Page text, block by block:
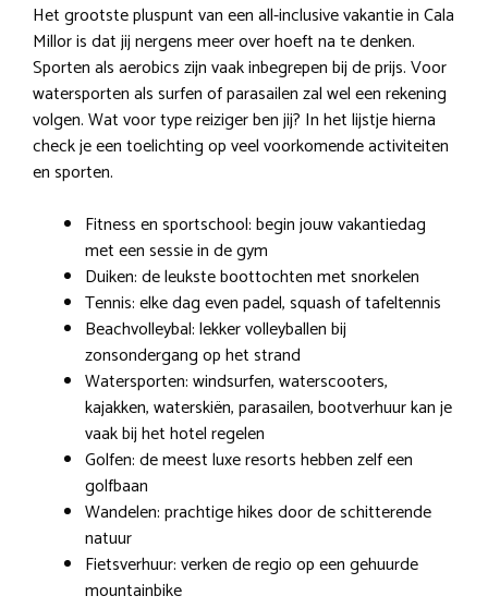
Het grootste pluspunt van een all-inclusive vakantie in Cala
Millor is dat jij nergens meer over hoeft na te denken.
Sporten als aerobics zijn vaak inbegrepen bij de prijs. Voor
watersporten als surfen of parasailen zal wel een rekening
volgen. Wat voor type reiziger ben jij? In het lijstje hierna
check je een toelichting op veel voorkomende activiteiten
en sporten.
Fitness en sportschool: begin jouw vakantiedag
met een sessie in de gym
Duiken: de leukste boottochten met snorkelen
Tennis: elke dag even padel, squash of tafeltennis
Beachvolleybal: lekker volleyballen bij
zonsondergang op het strand
Watersporten: windsurfen, waterscooters,
kajakken, waterskiën, parasailen, bootverhuur kan je
vaak bij het hotel regelen
Golfen: de meest luxe resorts hebben zelf een
golfbaan
Wandelen: prachtige hikes door de schitterende
natuur
Fietsverhuur: verken de regio op een gehuurde
mountainbike